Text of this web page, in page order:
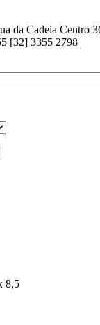
da Cadeia Centro
[32] 3355 2798
8,5